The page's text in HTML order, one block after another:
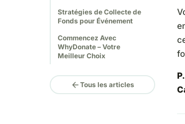
Stratégies de Collecte de
Fonds pour Événement
Commencez Avec
WhyDonate – Votre
Meilleur Choix
arrow_backTous les articles